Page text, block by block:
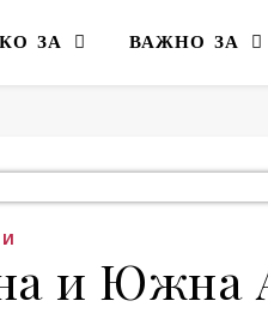
ЗА ВАЖНО ЗА
и Южна